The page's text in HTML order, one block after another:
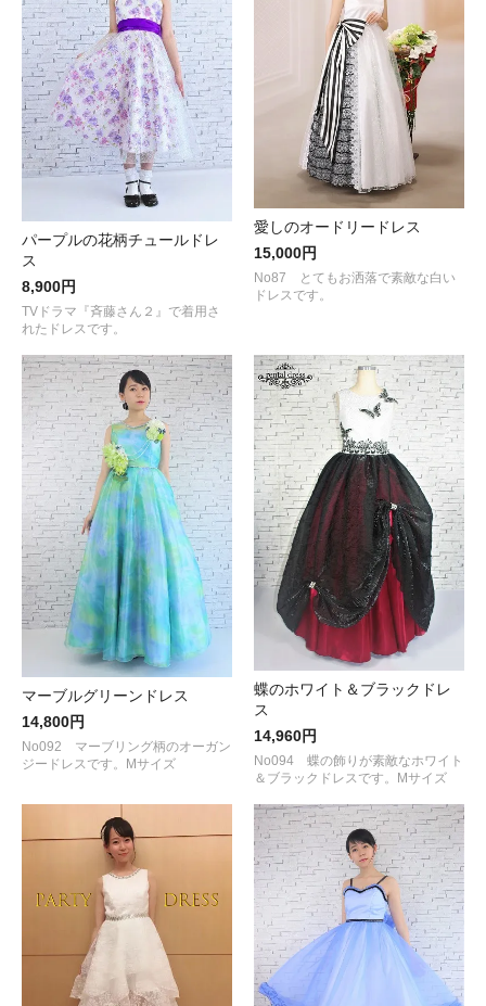
パープルの花柄チュールドレ
ス
8,900円
TVドラマ『斉藤さん２』で着用さ
れたドレスです。
愛しのオードリードレス
15,000円
No87 とてもお洒落で素敵な白い
ドレスです。
マーブルグリーンドレス
14,800円
No092 マーブリング柄のオーガン
ジードレスです。Mサイズ
蝶のホワイト＆ブラックドレ
ス
14,960円
No094 蝶の飾りが素敵なホワイト
＆ブラックドレスです。Mサイズ